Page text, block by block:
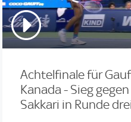
Achtelfinale für
Kanada - Sieg gegen
Sakkari in Runde